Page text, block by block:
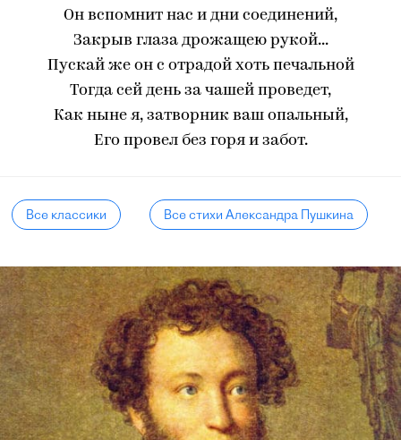
Он вспомнит нас и дни соединений,
Закрыв глаза дрожащею рукой...
Пускай же он с отрадой хоть печальной
Тогда сей день за чашей проведет,
Как ныне я, затворник ваш опальный,
Его провел без горя и забот.
Все классики Все стихи Александра Пушкина